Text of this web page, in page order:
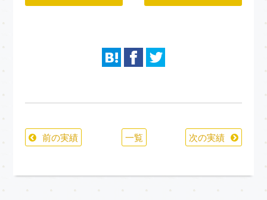
前の実績 一覧 次の実績